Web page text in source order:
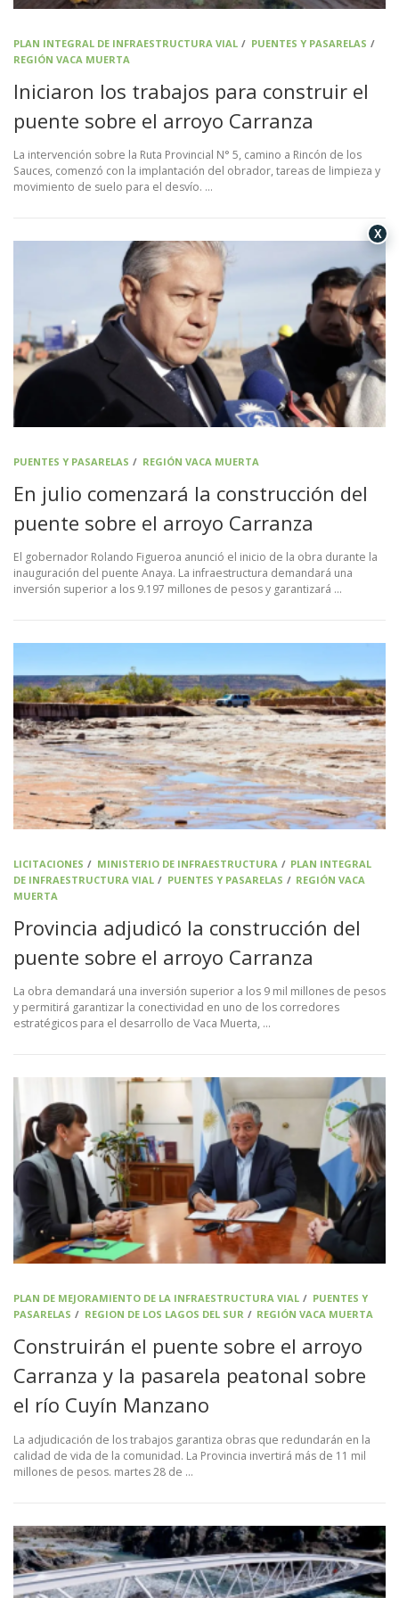
PLAN INTEGRAL DE INFRAESTRUCTURA VIAL / PUENTES Y PASARELAS /
REGIÓN VACA MUERTA
Iniciaron los trabajos para construir el
puente sobre el arroyo Carranza
La intervención sobre la Ruta Provincial N° 5, camino a Rincón de los
Sauces, comenzó con la implantación del obrador, tareas de limpieza y
movimiento de suelo para el desvío. …
PUENTES Y PASARELAS / REGIÓN VACA MUERTA
En julio comenzará la construcción del
puente sobre el arroyo Carranza
El gobernador Rolando Figueroa anunció el inicio de la obra durante la
inauguración del puente Anaya. La infraestructura demandará una
inversión superior a los 9.197 millones de pesos y garantizará …
LICITACIONES / MINISTERIO DE INFRAESTRUCTURA/ PLAN INTEGRAL
DE INFRAESTRUCTURA VIAL / PUENTES Y PASARELAS / REGIÓN VACA
MUERTA
Provincia adjudicó la construcción del
puente sobre el arroyo Carranza
La obra demandará una inversión superior a los 9 mil millones de pesos
y permitirá garantizar la conectividad en uno de los corredores
estratégicos para el desarrollo de Vaca Muerta, …
PLAN DE MEJORAMIENTO DE LA INFRAESTRUCTURA VIAL / PUENTES Y
PASARELAS / REGION DE LOS LAGOS DEL SUR/ REGIÓN VACA MUERTA
Construirán el puente sobre el arroyo
Carranza y la pasarela peatonal sobre
el río Cuyín Manzano
La adjudicación de los trabajos garantiza obras que redundarán en la
calidad de vida de la comunidad. La Provincia invertirá más de 11 mil
millones de pesos. martes 28 de …
X